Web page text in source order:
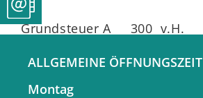
Grundsteuer A 300 v.H.
Grundsteuer B 400 v.H.
ALLGEMEINE ÖFFNUNGSZEIT
Montag